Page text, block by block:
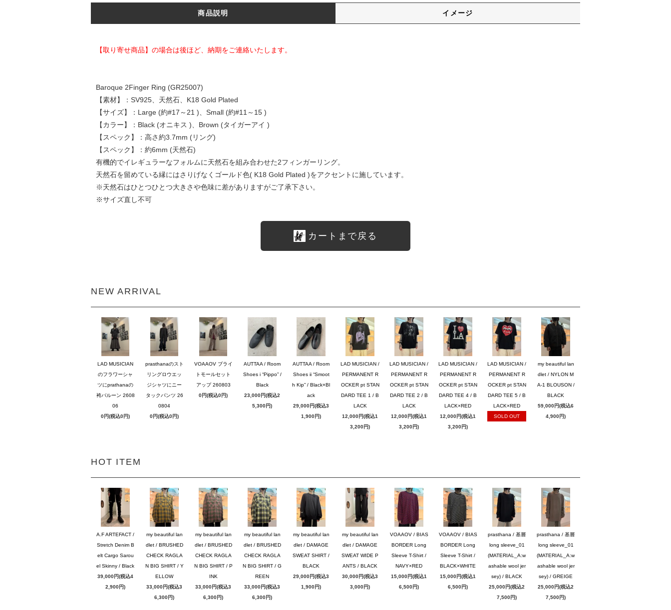
商品説明 イメージ
【取り寄せ商品】の場合は後ほど、納期をご連絡いたします。
Baroque 2Finger Ring (GR25007)
【素材】：SV925、天然石、K18 Gold Plated
【サイズ】：Large (約#17～21 )、Small (約#11～15 )
【カラー】：Black (オニキス )、Brown (タイガーアイ )
【スペック】：高さ約3.7mm (リング)
【スペック】：約6mm (天然石)
有機的でイレギュラーなフォルムに天然石を組み合わせた2フィンガーリング。
天然石を留めている縁にはさりげなくゴールド色( K18 Gold Plated )をアクセントに施しています。
※天然石はひとつひとつ大きさや色味に差がありますがご了承下さい。
※サイズ直し不可
カートまで戻る
NEW ARRIVAL
LAD MUSICIAN
のフラワーシャ
ツにprathanaの
袴バルーン 2608
06
0円(税込0円)
prasthanaのスト
リングロウエッ
ジシャツにニー
タックパンツ 26
0804
0円(税込0円)
VOAAOV ブライ
トモールセット
アップ 260803
0円(税込0円)
AUTTAA / Room
Shoes i “Pippo” /
Black
23,000円(税込2
5,300円)
AUTTAA / Room
Shoes ii “Smoot
h Kip” / Black×Bl
ack
29,000円(税込3
1,900円)
LAD MUSICIAN /
PERMANENT R
OCKER pt STAN
DARD TEE 1 / B
LACK
12,000円(税込1
3,200円)
LAD MUSICIAN /
PERMANENT R
OCKER pt STAN
DARD TEE 2 / B
LACK
12,000円(税込1
3,200円)
LAD MUSICIAN /
PERMANENT R
OCKER pt STAN
DARD TEE 4 / B
LACK×RED
12,000円(税込1
3,200円)
LAD MUSICIAN /
PERMANENT R
OCKER pt STAN
DARD TEE 5 / B
LACK×RED
SOLD OUT
my beautiful lan
dlet / NYLON M
A-1 BLOUSON /
BLACK
59,000円(税込6
4,900円)
HOT ITEM
A.F ARTEFACT /
Stretch Denim B
elt Cargo Sarou
el Skinny / Black
39,000円(税込4
2,900円)
my beautiful lan
dlet / BRUSHED
CHECK RAGLA
N BIG SHIRT / Y
ELLOW
33,000円(税込3
6,300円)
my beautiful lan
dlet / BRUSHED
CHECK RAGLA
N BIG SHIRT / P
INK
33,000円(税込3
6,300円)
my beautiful lan
dlet / BRUSHED
CHECK RAGLA
N BIG SHIRT / G
REEN
33,000円(税込3
6,300円)
my beautiful lan
dlet / DAMAGE
SWEAT SHIRT /
BLACK
29,000円(税込3
1,900円)
my beautiful lan
dlet / DAMAGE
SWEAT WIDE P
ANTS / BLACK
30,000円(税込3
3,000円)
VOAAOV / BIAS
BORDER Long
Sleeve T-Shirt /
NAVY×RED
15,000円(税込1
6,500円)
VOAAOV / BIAS
BORDER Long
Sleeve T-Shirt /
BLACK×WHITE
15,000円(税込1
6,500円)
prasthana / 基層
long sleeve_01
(MATERIAL_A:w
ashable wool jer
sey) / BLACK
25,000円(税込2
7,500円)
prasthana / 基層
long sleeve_01
(MATERIAL_A:w
ashable wool jer
sey) / GREIGE
25,000円(税込2
7,500円)